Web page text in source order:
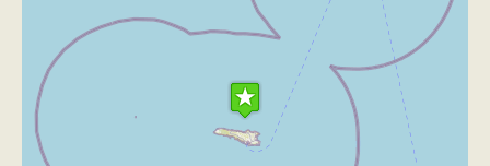
Travelers' Map is loading...
If you see this after your page is
loaded completely, leafletJS files are
missing.